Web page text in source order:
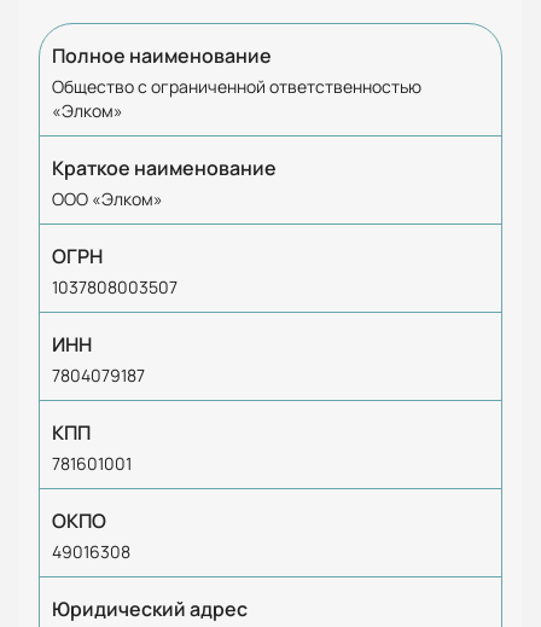
Полное наименование
Общество с ограниченной ответственностью
«Элком»
Краткое наименование
ООО «Элком»
ОГРН
1037808003507
ИНН
7804079187
КПП
781601001
ОКПО
49016308
Юридический адрес